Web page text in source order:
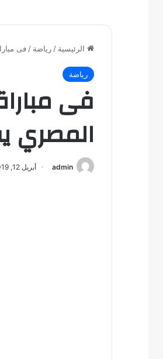
الرئيسية / رياضة / فى
رياضة
فى
المصري
admin أبريل 12, 2019